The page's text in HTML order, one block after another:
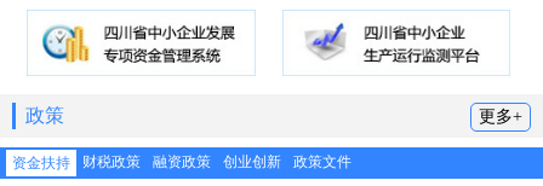
政策 更多+
资金扶持 财税政策 融资政策 创业创新 政策文件